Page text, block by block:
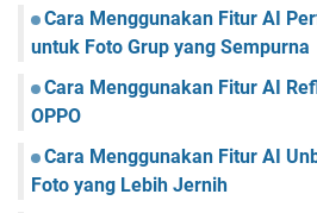
Cara Menggunakan Fitur AI
untuk Foto Grup yang Sempurna
Cara Menggunakan Fitur AI
OPPO
Cara Menggunakan Fitur AI
Foto yang Lebih Jernih